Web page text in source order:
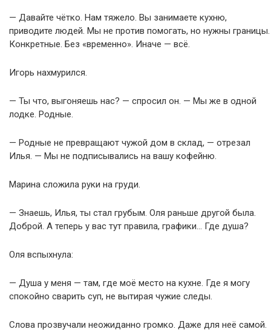
— Давайте чётко. Нам тяжело. Вы занимаете кухню,
приводите людей. Мы не против помогать, но нужны границы.
Конкретные. Без «временно». Иначе — всё.
Игорь нахмурился.
— Ты что, выгоняешь нас? — спросил он. — Мы же в одной
лодке. Родные.
— Родные не превращают чужой дом в склад, — отрезал
Илья. — Мы не подписывались на вашу кофейню.
Марина сложила руки на груди.
— Знаешь, Илья, ты стал грубым. Оля раньше другой была.
Доброй. А теперь у вас тут правила, графики… Где душа?
Оля вспыхнула:
— Душа у меня — там, где моё место на кухне. Где я могу
спокойно сварить суп, не вытирая чужие следы.
Слова прозвучали неожиданно громко. Даже для неё самой.